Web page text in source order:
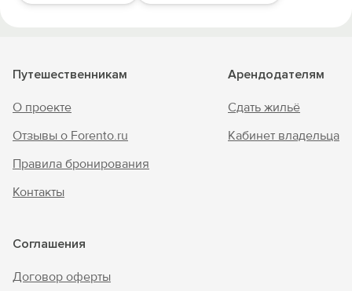
Путешественникам
О проекте
Отзывы о Forento.ru
Правила бронирования
Контакты
Арендодателям
Сдать жильё
Кабинет владельца
Соглашения
Договор оферты